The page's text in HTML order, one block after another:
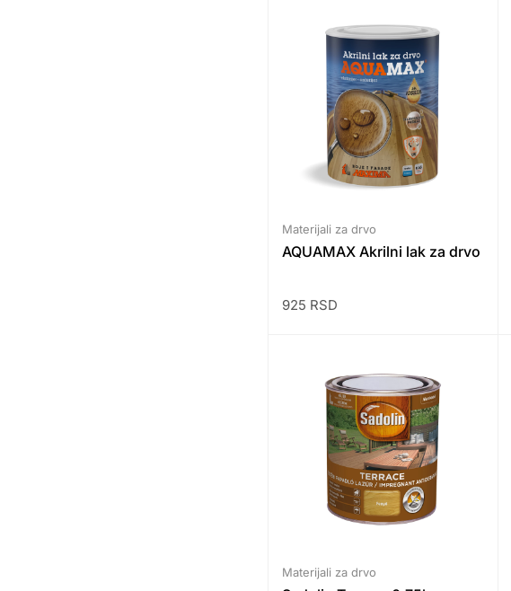
Materijali za drvo
AQUAMAX Akrilni lak za drvo
925 RSD
Materijali za drvo